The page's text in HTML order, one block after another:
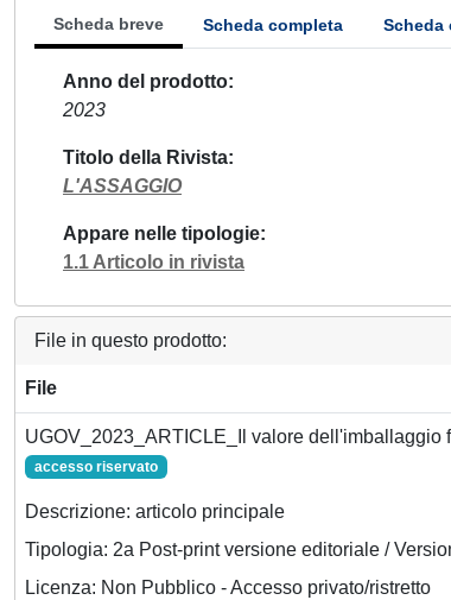
Scheda breve Scheda completa Scheda
Anno del prodotto
2023
Titolo della Rivista
L'ASSAGGIO
Appare nelle tipologie
1.1 Articolo in rivista
File in questo prodotto:
File
UGOV_2023_ARTICLE_Il valore dell'imballaggio
accesso riservato
Descrizione: articolo principale
Tipologia: 2a Post-print versione editoriale /
Licenza: Non Pubblico - Accesso privato/ristretto